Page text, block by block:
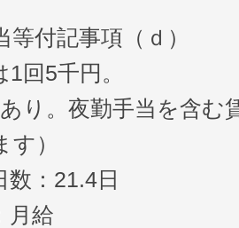
付記事項（ｄ）
回5千円。
あり。夜勤手当を含
）
数：21.4日
月給